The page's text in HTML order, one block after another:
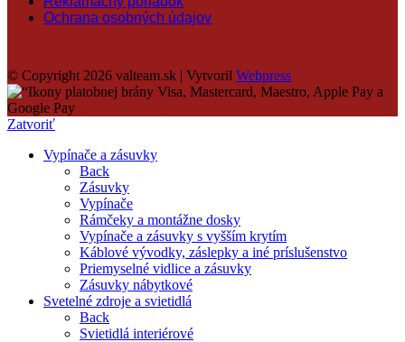
Ochrana osobných údajov
© Copyright 2026 valteam.sk | Vytvoril Webpress
Zatvoriť
Vypínače a zásuvky
Back
Zásuvky
Vypínače
Rámčeky a montážne dosky
Vypínače a zásuvky s vyšším krytím
Káblové vývodky, záslepky a iné príslušenstvo
Priemyselné vidlice a zásuvky
Zásuvky nábytkové
Svetelné zdroje a svietidlá
Back
Svietidlá interiérové